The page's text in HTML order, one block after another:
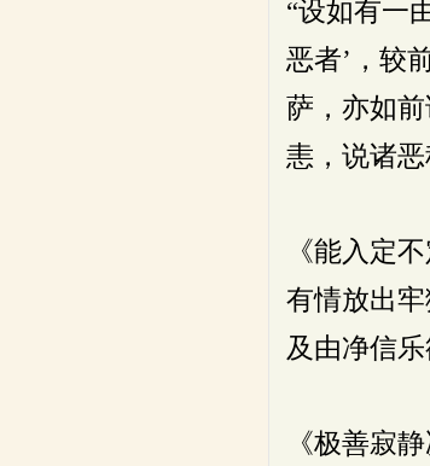
“设如有一
恶者’，较
萨，亦如
恚，说诸
《能入定
有情放出
及由净信
《极善寂